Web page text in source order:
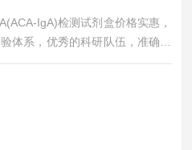
IgA)检测试剂盒价格实惠，
体系，优秀的科研队伍，准确的
伙伴，凡购买我司的试剂盒产品